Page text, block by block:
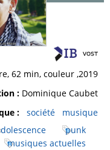
2019, documentaire, 62 min, couleur
: Dominique Caubet
:
société
musique
punk
musiques actuelles